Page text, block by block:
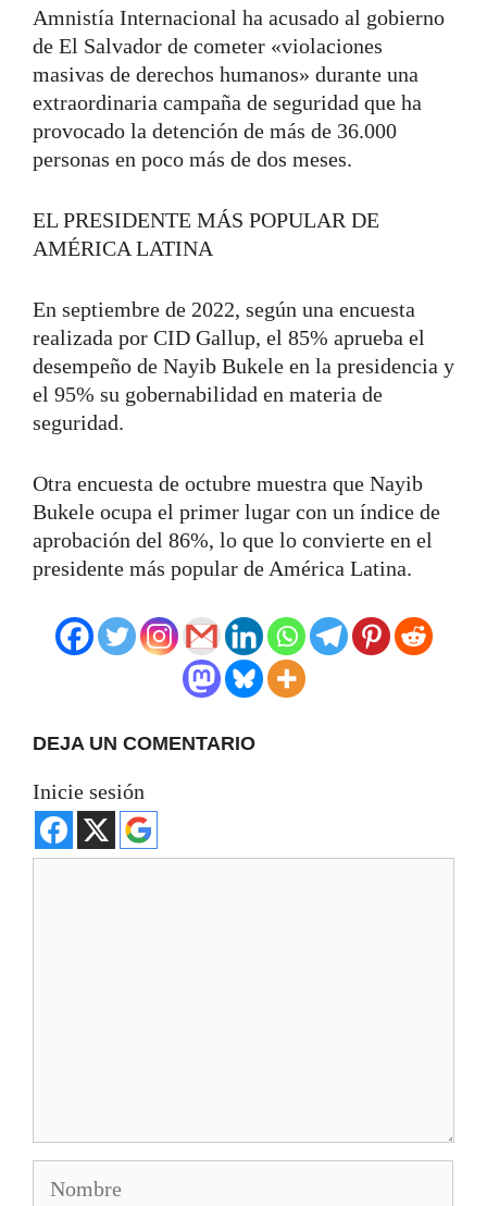
Amnistía Internacional ha acusado al gobierno
de El Salvador de cometer «violaciones
masivas de derechos humanos» durante una
extraordinaria campaña de seguridad que ha
provocado la detención de más de 36.000
personas en poco más de dos meses.
EL PRESIDENTE MÁS POPULAR DE
AMÉRICA LATINA
En septiembre de 2022, según una encuesta
realizada por CID Gallup, el 85% aprueba el
desempeño de Nayib Bukele en la presidencia y
el 95% su gobernabilidad en materia de
seguridad.
Otra encuesta de octubre muestra que Nayib
Bukele ocupa el primer lugar con un índice de
aprobación del 86%, lo que lo convierte en el
presidente más popular de América Latina.
DEJA UN COMENTARIO
Inicie sesión